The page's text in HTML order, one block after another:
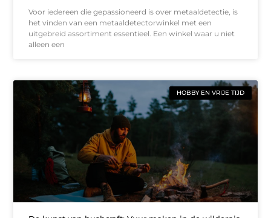
Voor iedereen die gepassioneerd is over metaaldetectie, is
het vinden van een metaaldetectorwinkel met een
uitgebreid assortiment essentieel. Een winkel waar u niet
alleen een
HOBBY EN VRIJE TIJD